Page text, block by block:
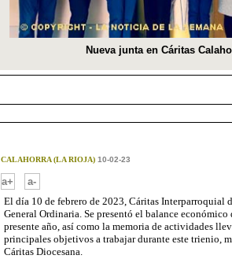
CALAHORRA (LA RIOJA)10-02-23
a+
a-
El día 10 de febrero de 2023, Cáritas Interparroquial
General Ordinaria. Se presentó el balance
presente año, así como la memoria de actividades
principales objetivos a trabajar durante este trienio,
Cáritas Diocesana.